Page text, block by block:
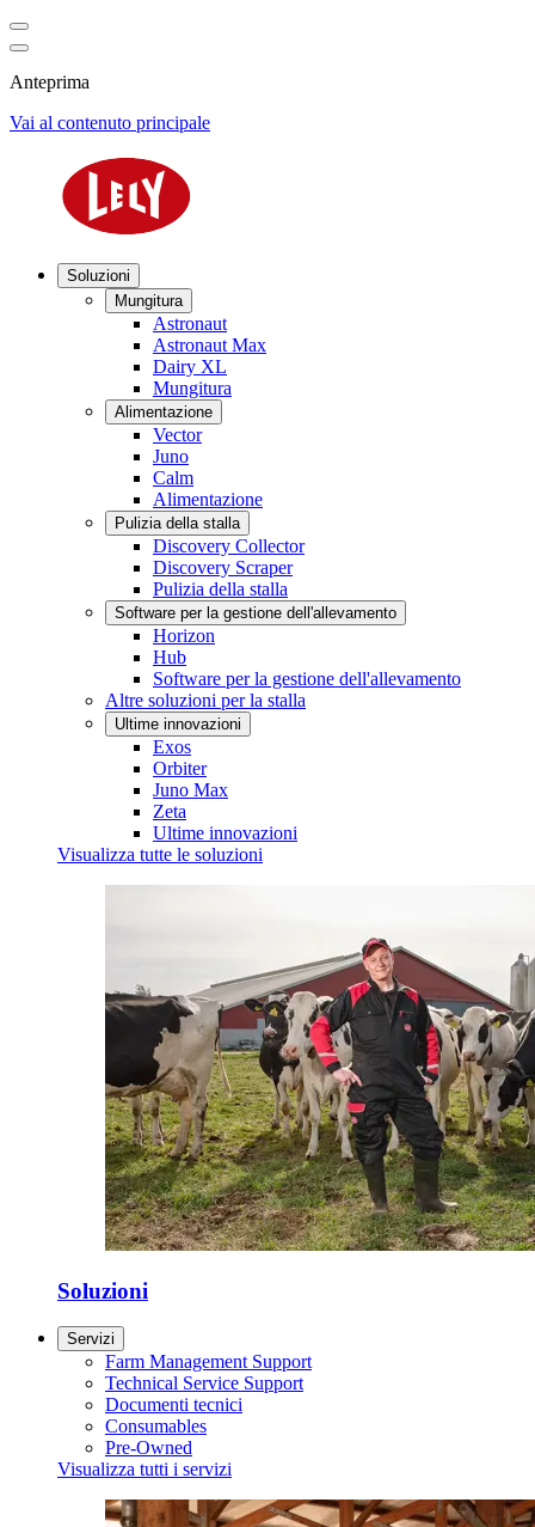
Anteprima
Vai al contenuto principale
Soluzioni
Mungitura
Astronaut
Astronaut Max
Dairy XL
Mungitura
Alimentazione
Vector
Juno
Calm
Alimentazione
Pulizia della stalla
Discovery Collector
Discovery Scraper
Pulizia della stalla
Software per la gestione dell'allevamento
Horizon
Hub
Software per la gestione dell'allevamento
Altre soluzioni per la stalla
Ultime innovazioni
Exos
Orbiter
Juno Max
Zeta
Ultime innovazioni
Visualizza tutte le soluzioni
Soluzioni
Servizi
Farm Management Support
Technical Service Support
Documenti tecnici
Consumables
Pre-Owned
Visualizza tutti i servizi